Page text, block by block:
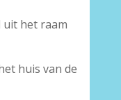
uit het raam
huis van de